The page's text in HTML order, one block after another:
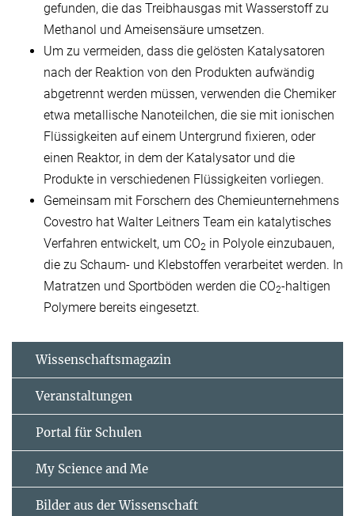
gefunden, die das Treibhausgas mit Wasserstoff zu
Methanol und Ameisensäure umsetzen.
Um zu vermeiden, dass die gelösten Katalysatoren
nach der Reaktion von den Produkten aufwändig
abgetrennt werden müssen, verwenden die Chemiker
etwa metallische Nanoteilchen, die sie mit ionischen
Flüssigkeiten auf einem Untergrund fixieren, oder
einen Reaktor, in dem der Katalysator und die
Produkte in verschiedenen Flüssigkeiten vorliegen.
Gemeinsam mit Forschern des Chemieunternehmens
Covestro hat Walter Leitners Team ein katalytisches
Verfahren entwickelt, um CO2 in Polyole einzubauen,
die zu Schaum- und Klebstoffen verarbeitet werden. In
Matratzen und Sportböden werden die CO2-haltigen
Polymere bereits eingesetzt.
Wissenschaftsmagazin
Veranstaltungen
Portal für Schulen
My Science and Me
Bilder aus der Wissenschaft